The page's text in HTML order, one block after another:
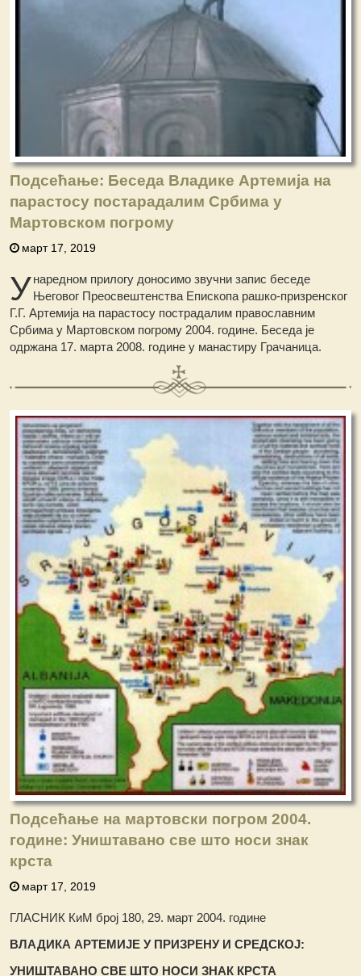
Подсећање: Беседа Владике Артемија на
парастосу постарадалим Србима у
Мартовском погрому
март 17, 2019
Унаредном прилогу доносимо звучни запис беседе
Његовог Преосвештенства Епископа рашко-призренског
Г.Г. Артемија на парастосу пострадалим православним
Србима у Мартовском погрому 2004. године. Беседа је
одржана 17. марта 2008. године у манастиру Грачаница.
Подсећање на мартовски погром 2004.
године: Уништавано све што носи знак
крста
март 17, 2019
ГЛАСНИК КиМ број 180, 29. март 2004. године
ВЛАДИКА АРТЕМИЈЕ У ПРИЗРЕНУ И СРЕДСКОЈ:
УНИ ШТАВАНО СВЕ ШТО НОСИ ЗНАК КРСТА